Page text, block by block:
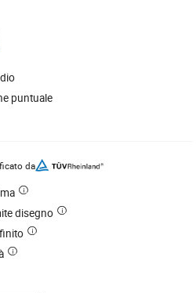
puntuale
da
disegno